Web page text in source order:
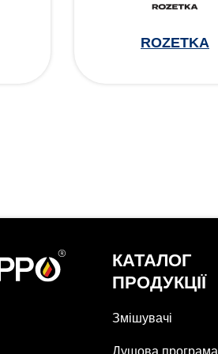
ROZETKA
КАТАЛОГ
ПРОДУКЦІЇ
Змішувачі
Душова програма